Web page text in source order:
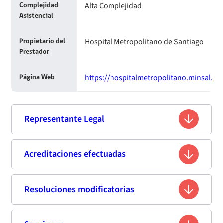
Complejidad
Asistencial
Alta Complejidad
Propietario del
Prestador
Hospital Metropolitano de Santiago
Página Web https://hospitalmetropolitano.minsal.cl/
Representante Legal
Nombre María Margarita Samamé Martín
Profesión Médico Cirujano
Acreditaciones efectuadas
Primera acreditación
Fecha
Estándar de
Resoluciones modificatorias